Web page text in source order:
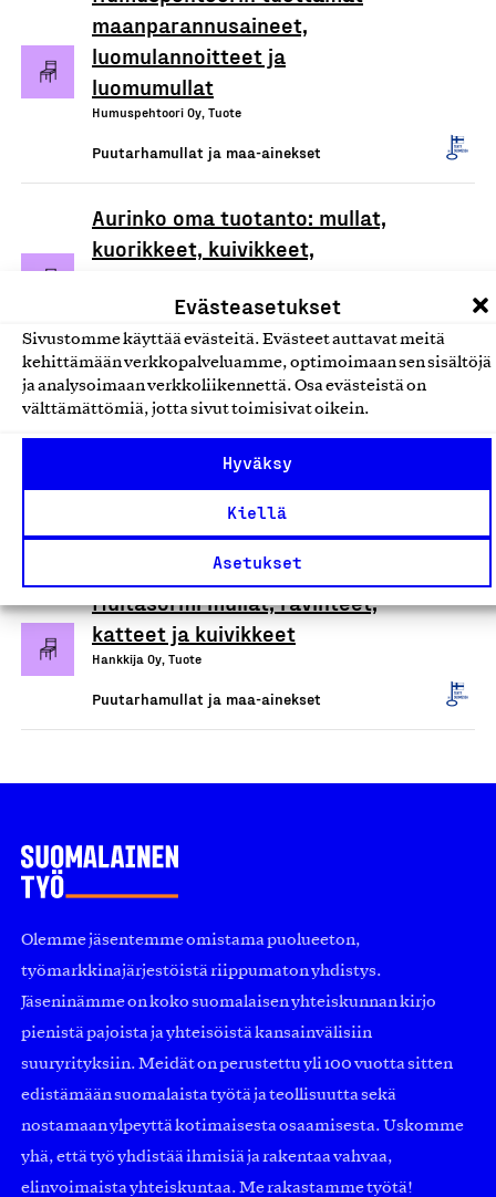
Evästeasetukset
Sivustomme käyttää evästeitä. Evästeet auttavat meitä
kehittämään verkkopalveluamme, optimoimaan sen sisältöjä
ja analysoimaan verkkoliikennettä. Osa evästeistä on
välttämättömiä, jotta sivut toimisivat oikein.
Hyväksy
Kiellä
Asetukset
maanparannusaineet,
luomulannoitteet ja
luomumullat
Humuspehtoori Oy, Tuote
Puutarhamullat ja maa-ainekset
Aurinko oma tuotanto: mullat,
kuorikkeet, kuivikkeet,
Loimaan Turve ja Humus Oy, Tuote
Puutarhamullat ja maa-ainekset
Private Label: mullat,
kuorikkeet, kuivikkeet,
lannoitteet, hiekat ja murskeet
Puutarhamullat ja maa-ainekset
Multasormi mullat, ravinteet,
katteet ja kuivikkeet
Hankkija Oy, Tuote
Puutarhamullat ja maa-ainekset
Olemme jäsentemme omistama puolueeton,
työmarkkinajärjestöistä riippumaton yhdistys.
Jäseninämme on koko suomalaisen yhteiskunnan kirjo
pienistä pajoista ja yhteisöistä kansainvälisiin
suuryrityksiin. Meidät on perustettu yli 100 vuotta sitten
edistämään suomalaista työtä ja teollisuutta sekä
nostamaan ylpeyttä kotimaisesta osaamisesta. Uskomme
yhä, että työ yhdistää ihmisiä ja rakentaa vahvaa,
elinvoimaista yhteiskuntaa. Me rakastamme työtä!